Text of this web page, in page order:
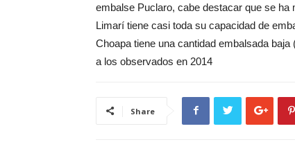
embalse Puclaro, cabe destacar que se
Limarí tiene casi toda su capacidad de
Choapa tiene una cantidad embalsada
a los observados en 2014
Share